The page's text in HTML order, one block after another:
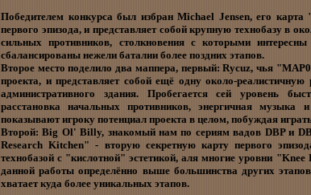
Победителем конкурса был избран Michael Jensen, его
первого эпизода, и представляет собой крупную технобазу в
сильных противников, столкновения с которыми
сбалансированы нежели баталии более поздних этапов.
Второе место поделило два маппера, первый: Rycuz, чья
проекта, и представляет собой ещё одну около-
административного здания. Пробегается сей уровень
расстановка начальных противников, энергичная музыка
показывают игроку потенциал проекта в целом, побуждая
Второй: Big Ol' Billy, знакомый нам по сериям вадов DBP и
Research Kitchen" - вторую секретную карту первого
технобазой с "кислотной" эстетикой, аля многие уровни
данной работы определённо выше большинства других
хватает куда более уникальных этапов.